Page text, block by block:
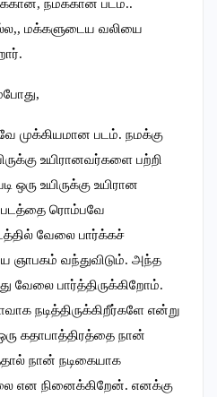
நமக்கான படம்..
மக்களுடைய வலியை
முக்கியமான படம். நமக்கு
உயிரானவர்களை பற்றி
ஒரு உயிருக்கு உயிரான
ரொம்பவே
வேலை பார்க்கச்
ஞாபகம் வந்துவிடும். அந்த
வேலை பார்த்திருக்கிறோம்.
நடித்திருக்கிறீர்களே என்று
கதாபாத்திரத்தை நான்
நான் நடிகையாக
என நினைக்கிறேன். எனக்கு